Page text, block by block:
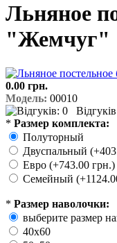
Льняное
"Жемчуг"
0.00 грн.
Модель: 00010
* Размер комплекта:
Полуторный
Двуспальный
Евро (+743.00 грн.)
Семейный
* Размер наволочки:
выберите размер
40х60